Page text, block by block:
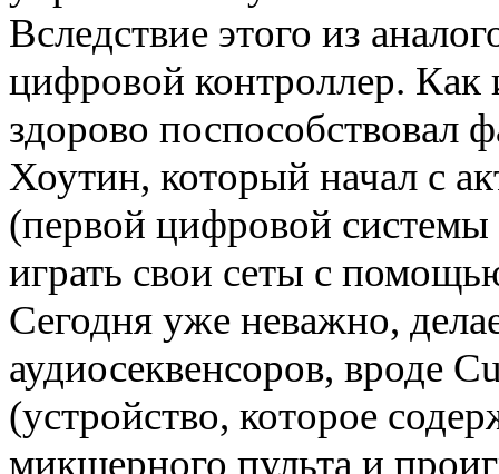
Вследствие этого из
цифровой контроллер. Как
здорово поспособствовал
Хоутин, который начал с
(первой цифровой
играть свои сеты с
Сегодня уже неважно,
аудиосеквенсоров, вроде
(устройство, которое
микшерного пульта и